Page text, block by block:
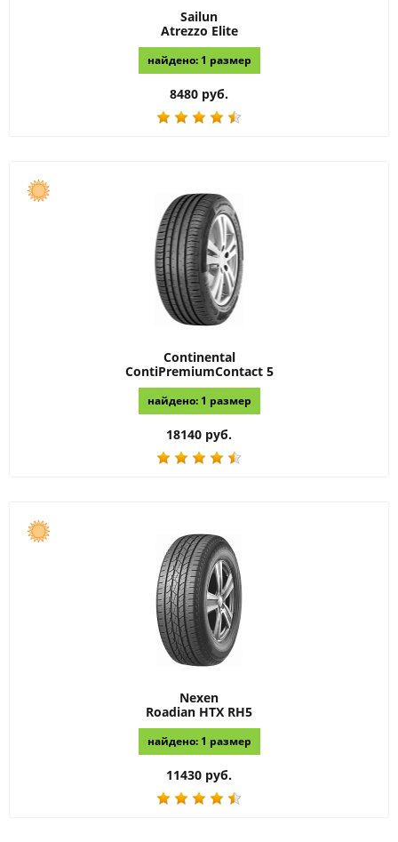
Sailun
Atrezzo Elite
найдено: 1 размер
8480 руб.
Continental
ContiPremiumContact 5
найдено: 1 размер
18140 руб.
Nexen
Roadian HTX RH5
найдено: 1 размер
11430 руб.